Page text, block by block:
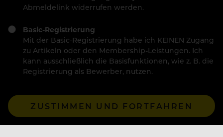
Abmeldelink widerrufen werden.
Basic-Registrierung
Mit der Basic-Registrierung habe ich KEINEN Zugang
zu Artikeln oder den Membership-Leistungen. Ich
kann ausschließlich die Basisfunktionen, wie z. B. die
Registrierung als Bewerber, nutzen.
ZUSTIMMEN UND FORTFAHREN